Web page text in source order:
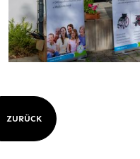
ZURÜCK